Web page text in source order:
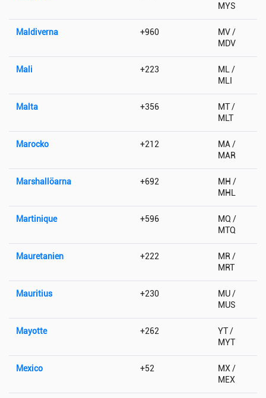
MYS
Maldiverna +960
MV /
MDV
Mali +223
ML /
MLI
Malta +356
MT /
MLT
Marocko +212
MA /
MAR
Marshallöarna +692
MH /
MHL
Martinique +596
MQ /
MTQ
Mauretanien +222
MR /
MRT
Mauritius +230
MU /
MUS
Mayotte +262
YT /
MYT
Mexico +52
MX /
MEX